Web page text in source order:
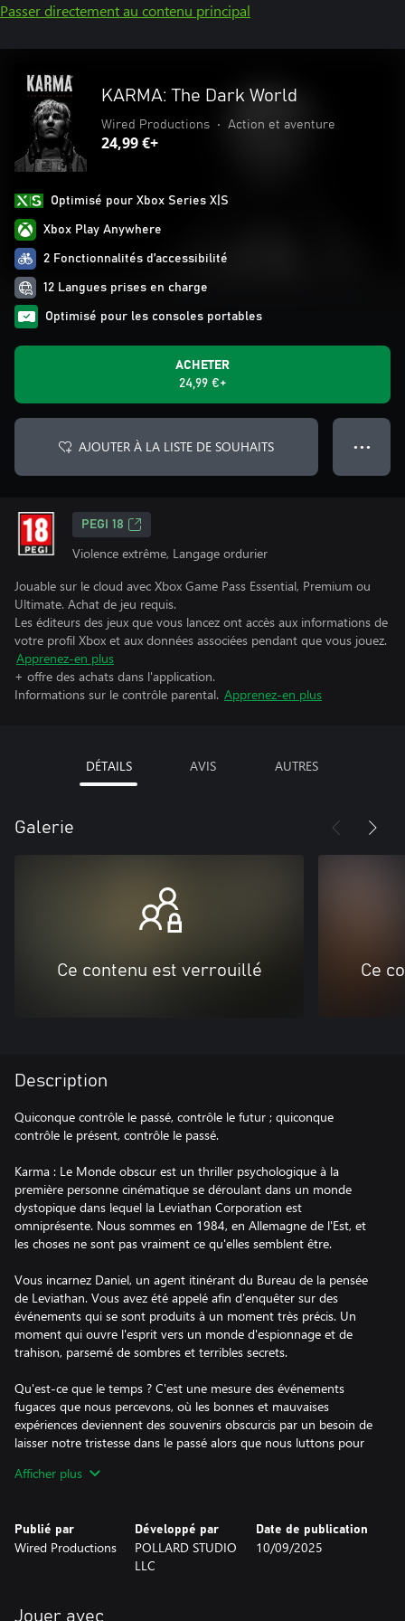
Passer directement au contenu principal
KARMA: The Dark World
Wired Productions • Action et aventure
24,99 €+
Optimisé pour Xbox Series X|S
Xbox Play Anywhere
2 Fonctionnalités d’accessibilité
12 Langues prises en charge
Optimisé pour les consoles portables
ACHETER
24,99 €+
AJOUTER À LA LISTE DE SOUHAITS ● ● ●
PEGI 18
Violence extrême, Langage ordurier
Jouable sur le cloud avec Xbox Game Pass Essential, Premium ou
Ultimate. Achat de jeu requis.
Les éditeurs des jeux que vous lancez ont accès aux informations de
votre profil Xbox et aux données associées pendant que vous jouez.
Apprenez-en plus
+ offre des achats dans l'application.
Informations sur le contrôle parental. Apprenez-en plus
DÉTAILS AVIS AUTRES
Galerie
Ce contenu est verrouillé Ce
Description
Quiconque contrôle le passé, contrôle le futur ; quiconque
contrôle le présent, contrôle le passé.
Karma : Le Monde obscur est un thriller psychologique à la
première personne cinématique se déroulant dans un monde
dystopique dans lequel la Leviathan Corporation est
omniprésente. Nous sommes en 1984, en Allemagne de l'Est, et
les choses ne sont pas vraiment ce qu'elles semblent être.
Vous incarnez Daniel, un agent itinérant du Bureau de la pensée
de Leviathan. Vous avez été appelé afin d'enquêter sur des
événements qui se sont produits à un moment très précis. Un
moment qui ouvre l'esprit vers un monde d'espionnage et de
trahison, parsemé de sombres et terribles secrets.
Qu'est-ce que le temps ? C'est une mesure des événements
fugaces que nous percevons, où les bonnes et mauvaises
expériences deviennent des souvenirs obscurcis par un besoin de
laisser notre tristesse dans le passé alors que nous luttons pour
nostalgie.
Mais que se passe-t-il lorsqu'il existe un moyen de voir ces
souvenirs ? Un moyen de revenir dans le passé, de vivre les
ces instants fugaces dans le présent ? Et que se passe-t-il
Afficher plus
Publié par
Wired Productions
Développé par
POLLARD STUDIO
LLC
Date de publication
10/09/2025
Jouer avec